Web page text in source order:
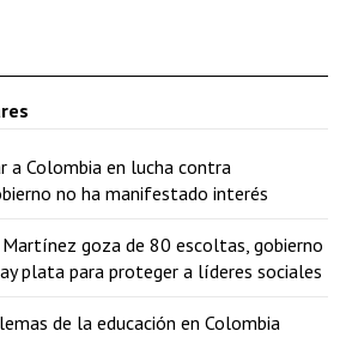
a Colombia en lucha contra
no ha manifestado interés
goza de 80 escoltas, gobierno
plata para proteger a líderes sociales
de la educación en Colombia